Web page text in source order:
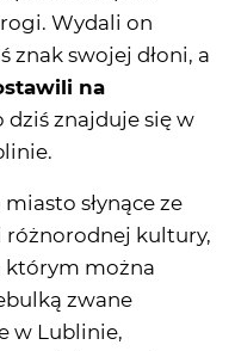
Wydali on
znak swojej dłoni, a
na
dziś znajduje się w
słynące ze
różnorodnej kultury,
którym można
zwane
w Lublinie,